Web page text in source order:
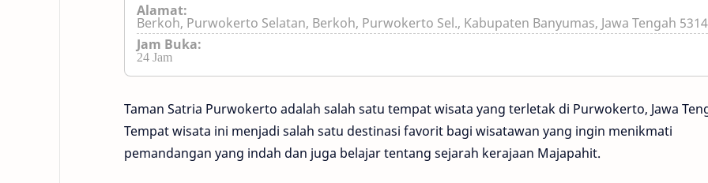
Alamat:
Berkoh, Purwokerto Selatan, Berkoh, Purwokerto Sel., Kabupaten Banyumas, Jawa Tengah
Jam Buka:
24 Jam
Taman Satria Purwokerto adalah salah satu tempat wisata yang terletak di Purwokerto, Jawa
Tempat wisata ini menjadi salah satu destinasi favorit bagi wisatawan yang ingin menikmati
pemandangan yang indah dan juga belajar tentang sejarah kerajaan Majapahit.